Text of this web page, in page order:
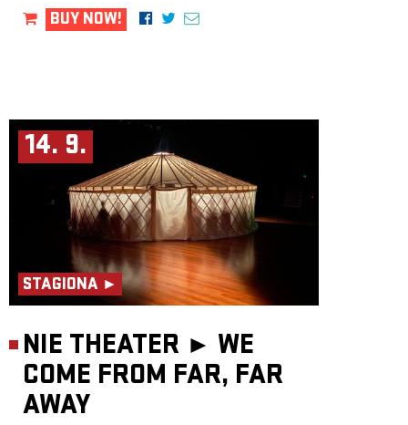
BUY NOW!
14. 9.
STAGIONA ►
NIE THEATER ► WE
COME FROM FAR, FAR
AWAY